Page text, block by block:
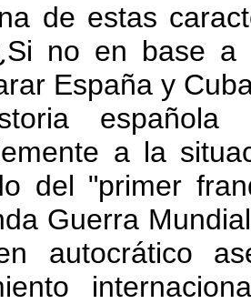
de estas
no en base a
España y
española
a la
del "primer
Guerra
autocrático